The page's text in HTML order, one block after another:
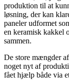
produktion til at
løsning, der kan
paneler udformet
en keramisk kakkel
sammen.
De store mængder
noget nyt af
fået hjælp både via